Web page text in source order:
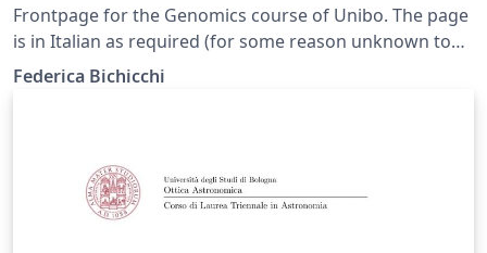
Frontpage for the Genomics course of Unibo. The page
is in Italian as required (for some reason unknown to
us) and you shouldn't translate anything but your
Federica Bichicchi